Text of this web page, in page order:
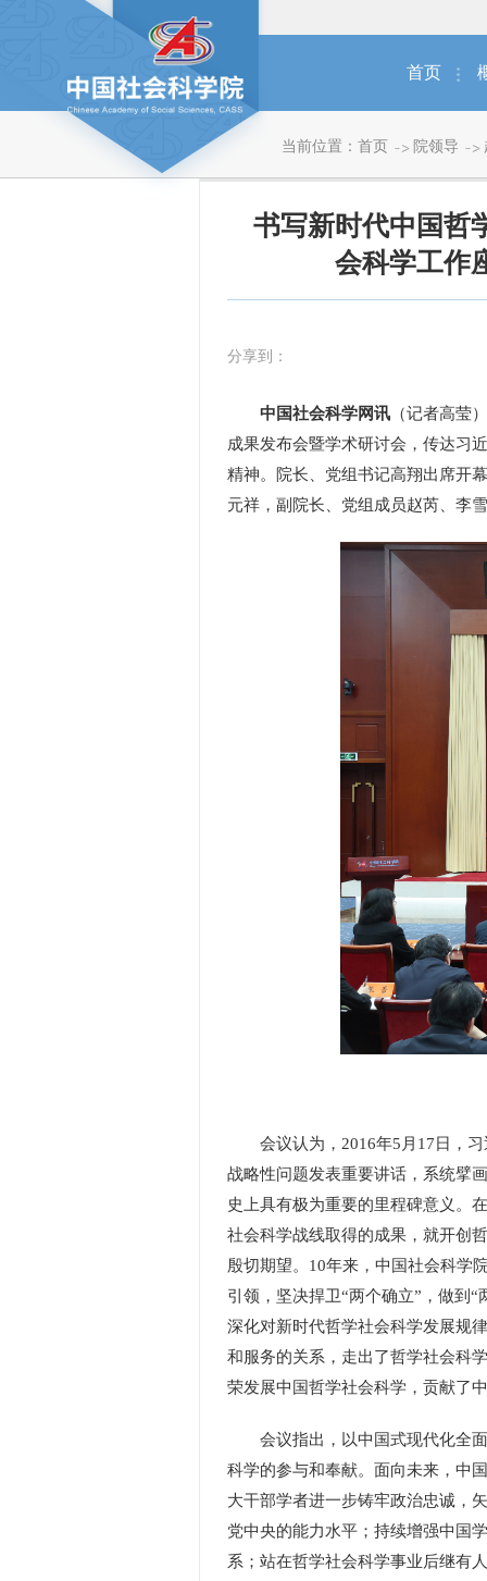
首页
当前位置： 首页 院领导
书写新时代中国哲
会科学工作
分享到：
中国社会科学网讯 （记者高莹
成果发布会暨学术研讨会，传达习
精神。院长、党组书记高翔出席开
元祥，副院长、党组成员赵芮、李
会议认为，2016年5月17日，习
战略性问题发表重要讲话，系统擘
史上具有极为重要的里程碑意义。
社会科学战线取得的成果，就开创
殷切期望。10年来，中国社会科学
引领，坚决捍卫“两个确立”，做到
深化对新时代哲学社会科学发展规
和服务的关系，走出了哲学社会科
荣发展中国哲学社会科学，贡献了
会议指出，以中国式现代化全面
科学的参与和奉献。面向未来，中
大干部学者进一步铸牢政治忠诚，
党中央的能力水平；持续增强中国
系；站在哲学社会科学事业后继有